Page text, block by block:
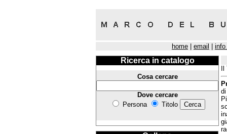
home email info
Ricerca in catalogo
Cosa cercare
Dove cercare
Persona
Titolo